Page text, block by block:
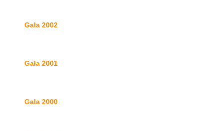
Gala 2002
Gala 2001
Gala 2000